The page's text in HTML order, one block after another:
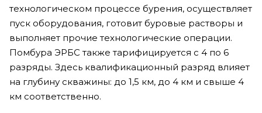
технологическом процессе бурения, осуществляет
пуск оборудования, готовит буровые растворы и
выполняет прочие технологические операции.
Помбура ЭРБС также тарифицируется с 4 по 6
разряды. Здесь квалификационный разряд влияет
на глубину скважины: до 1,5 км, до 4 км и свыше 4
км соответственно.